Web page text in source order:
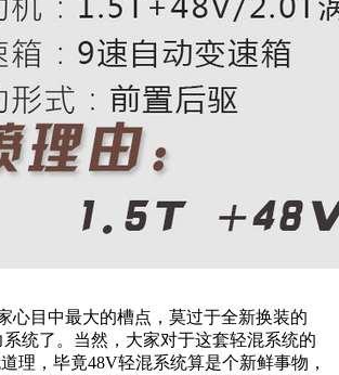
心目中最大的槽点，莫过于全新换装的
系统了。当然，大家对于这套轻混系统的
理，毕竟48V轻混系统算是个新鲜事物，